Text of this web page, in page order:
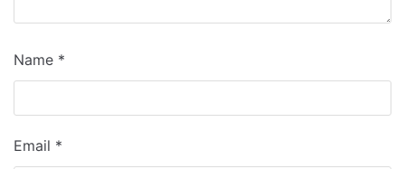
Name *
Email *